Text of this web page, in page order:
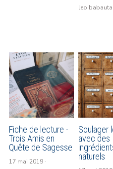
leo babauta
Fiche de lecture -
Trois Amis en
Quête de Sagesse
17 mai 2019·
Soulager
avec des
naturels